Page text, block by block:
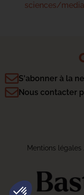
sciences/
S'abonner à la
Nous contacter
Mentions légales